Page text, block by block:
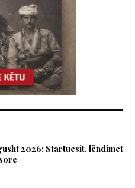
2026: Startuesit, lëndimet